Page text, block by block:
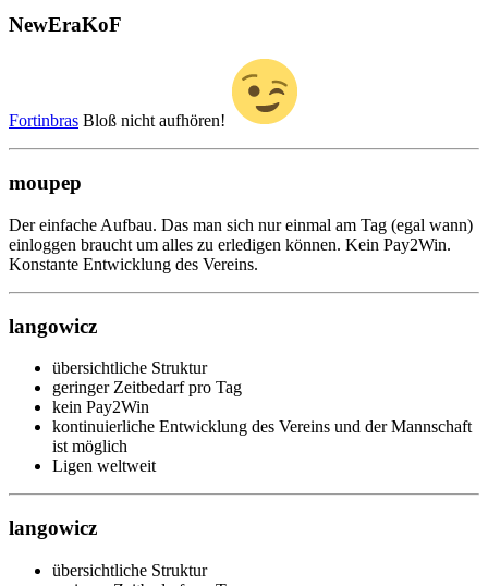
NewEraKoF
Fortinbras Bloß nicht aufhören!
moupep
Der einfache Aufbau. Das man sich nur einmal am Tag (egal wann)
einloggen braucht um alles zu erledigen können. Kein Pay2Win.
Konstante Entwicklung des Vereins.
langowicz
übersichtliche Struktur
geringer Zeitbedarf pro Tag
kein Pay2Win
kontinuierliche Entwicklung des Vereins und der Mannschaft
ist möglich
Ligen weltweit
langowicz
übersichtliche Struktur